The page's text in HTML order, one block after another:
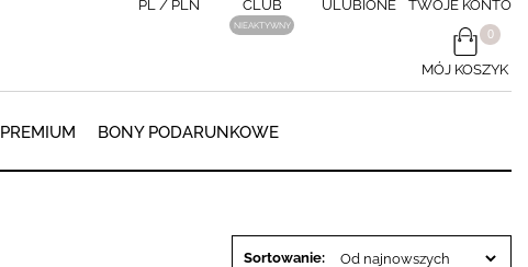
PL/ PLN CLUB
NIEAKTYWNY
ULUBIONE TWOJE KONTO
​0
MÓJ KOSZYK
PREMIUM BONY PODARUNKOWE
Sortowanie: